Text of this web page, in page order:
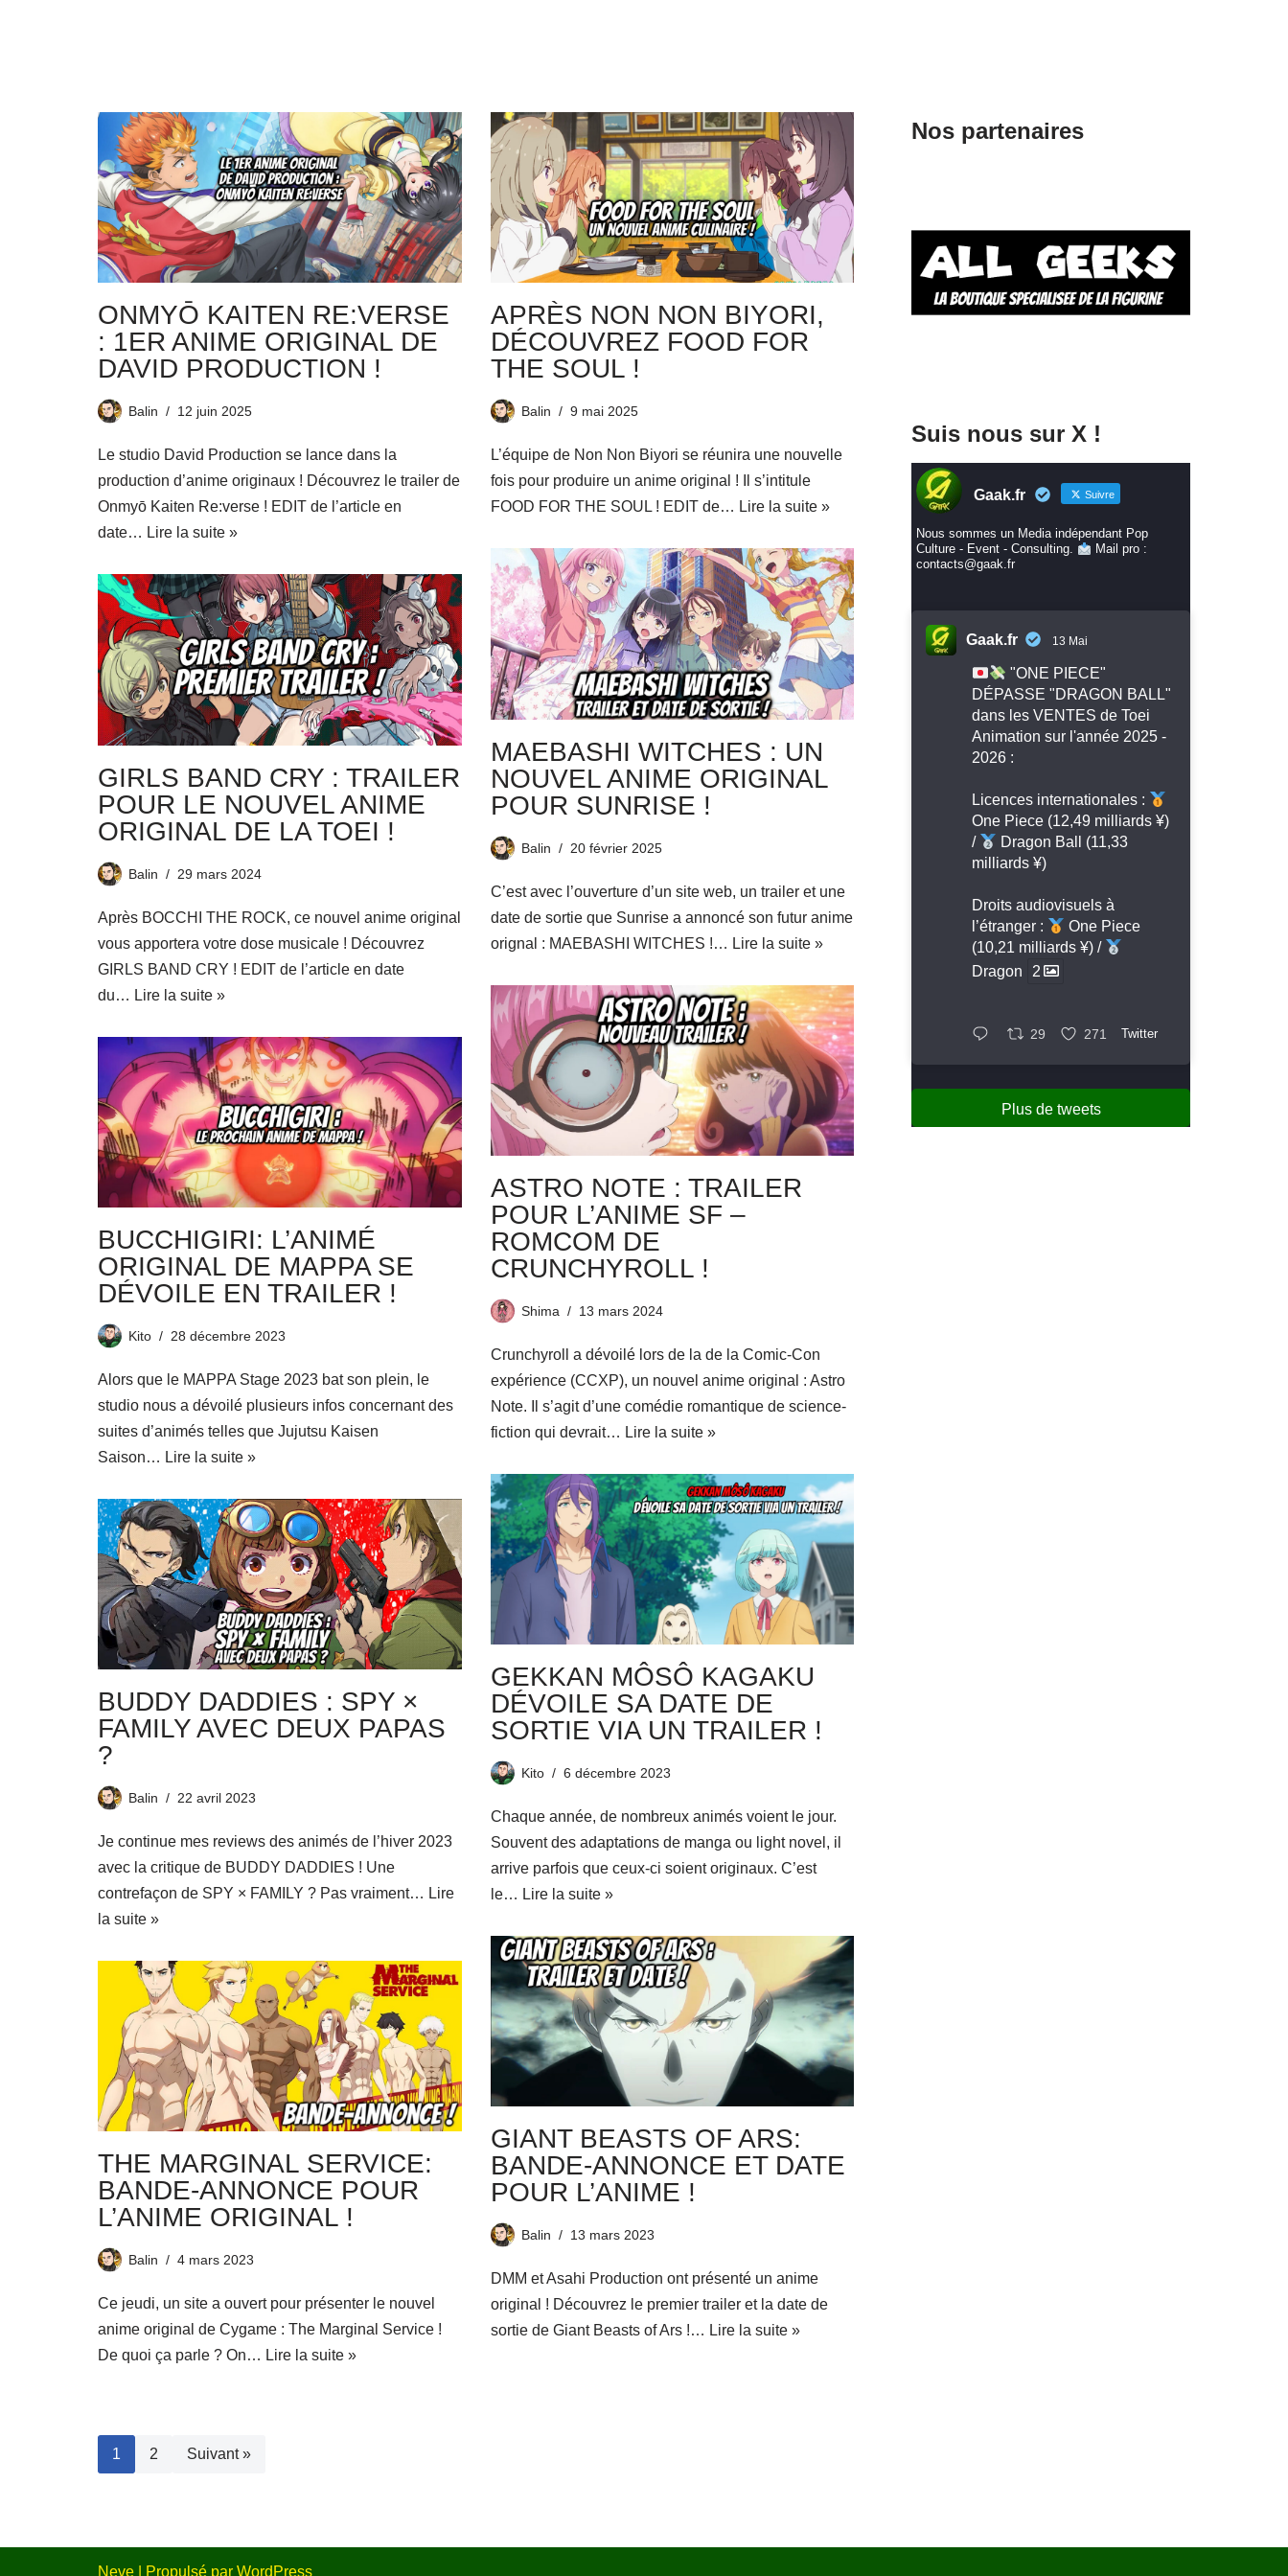
ONMYŌ KAITEN RE:VERSE
: 1ER ANIME ORIGINAL DE
DAVID PRODUCTION !
Balin 12 juin 2025
Le studio David Production se lance dans la
production d’anime originaux ! Découvrez le trailer de
Onmyō Kaiten Re:verse ! EDIT de l’article en
date… Lire la suite »
APRÈS NON NON BIYORI,
DÉCOUVREZ FOOD FOR
THE SOUL !
Balin 9 mai 2025
L’équipe de Non Non Biyori se réunira une nouvelle
fois pour produire un anime original ! Il s’intitule
FOOD FOR THE SOUL ! EDIT de… Lire la suite »
MAEBASHI WITCHES : UN
NOUVEL ANIME ORIGINAL
POUR SUNRISE !
Balin 20 février 2025
C’est avec l’ouverture d’un site web, un trailer et une
date de sortie que Sunrise a annoncé son futur anime
orignal : MAEBASHI WITCHES !… Lire la suite »
GIRLS BAND CRY : TRAILER
POUR LE NOUVEL ANIME
ORIGINAL DE LA TOEI !
Balin 29 mars 2024
Après BOCCHI THE ROCK, ce nouvel anime original
vous apportera votre dose musicale ! Découvrez
GIRLS BAND CRY ! EDIT de l’article en date
du… Lire la suite »
ASTRO NOTE : TRAILER
POUR L’ANIME SF –
ROMCOM DE
CRUNCHYROLL !
Shima 13 mars 2024
Crunchyroll a dévoilé lors de la de la Comic-Con
expérience (CCXP), un nouvel anime original : Astro
Note. Il s’agit d’une comédie romantique de science-
fiction qui devrait… Lire la suite »
BUCCHIGIRI: L’ANIMÉ
ORIGINAL DE MAPPA SE
DÉVOILE EN TRAILER !
Kito 28 décembre 2023
Alors que le MAPPA Stage 2023 bat son plein, le
studio nous a dévoilé plusieurs infos concernant des
suites d’animés telles que Jujutsu Kaisen
Saison… Lire la suite »
GEKKAN MÔSÔ KAGAKU
DÉVOILE SA DATE DE
SORTIE VIA UN TRAILER !
Kito 6 décembre 2023
Chaque année, de nombreux animés voient le jour.
Souvent des adaptations de manga ou light novel, il
arrive parfois que ceux-ci soient originaux. C’est
le… Lire la suite »
BUDDY DADDIES : SPY ×
FAMILY AVEC DEUX PAPAS
?
Balin 22 avril 2023
Je continue mes reviews des animés de l’hiver 2023
avec la critique de BUDDY DADDIES ! Une
contrefaçon de SPY × FAMILY ? Pas vraiment… Lire
la suite »
GIANT BEASTS OF ARS:
BANDE-ANNONCE ET DATE
POUR L’ANIME !
Balin 13 mars 2023
DMM et Asahi Production ont présenté un anime
original ! Découvrez le premier trailer et la date de
sortie de Giant Beasts of Ars !… Lire la suite »
THE MARGINAL SERVICE:
BANDE-ANNONCE POUR
L’ANIME ORIGINAL !
Balin 4 mars 2023
Ce jeudi, un site a ouvert pour présenter le nouvel
anime original de Cygame : The Marginal Service !
De quoi ça parle ? On… Lire la suite »
1 2 Suivant »
Nos partenaires
Suis nous sur X !
Gaak.fr Suivre
Nous sommes un Media indépendant Pop
Culture - Event - Consulting.
Mail pro :
contacts@gaak.fr
Gaak.fr 13 Mai
"ONE PIECE"
DÉPASSE "DRAGON BALL"
dans les VENTES de Toei
Animation sur l'année 2025 -
2026 :
Licences internationales :
One Piece (12,49 milliards ¥)
/
Dragon Ball (11,33
milliards ¥)
Droits audiovisuels à
l’étranger :
One Piece
(10,21 milliards ¥) /
Dragon
2
29 271 Twitter
Plus de tweets
Neve | Propulsé par WordPress